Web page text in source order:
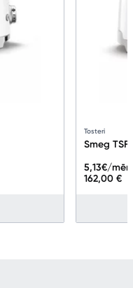
Tosteri
Smeg
162,00 €
5,13€/